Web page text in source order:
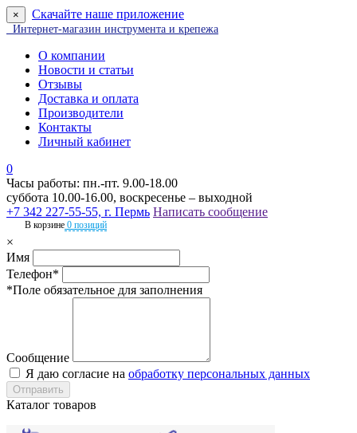
× Скачайте наше приложение
Интернет-магазин инструмента и крепежа
О компании
Новости и статьи
Отзывы
Доставка и оплата
Производители
Контакты
Личный кабинет
0
Часы работы: пн.-пт. 9.00-18.00
суббота 10.00-16.00, воскресенье – выходной
+7 342 227-55-55, г. Пермь Написать сообщение
В корзине 0 позиций
×
Имя
Телефон*
*Поле обязательное для заполнения
Сообщение
Я даю согласие на обработку персональных данных
Каталог товаров